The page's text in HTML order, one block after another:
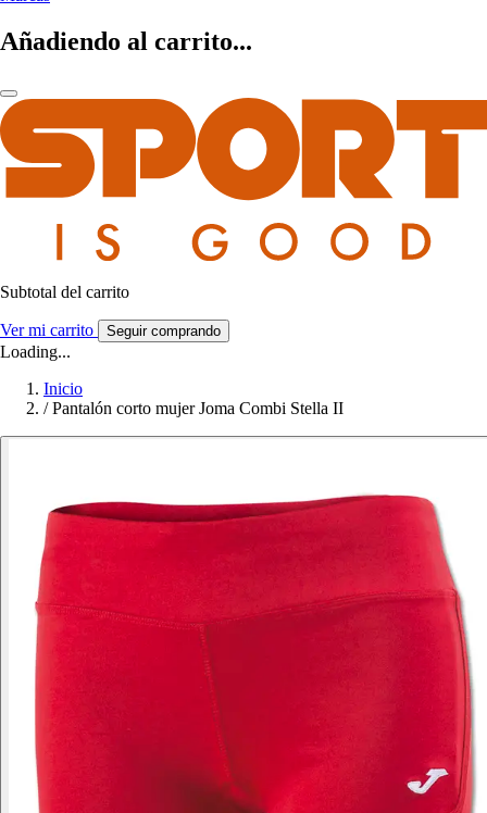
Añadiendo al carrito...
Subtotal del carrito
Ver mi carrito Seguir comprando
Loading...
Inicio
/ Pantalón corto mujer Joma Combi Stella II